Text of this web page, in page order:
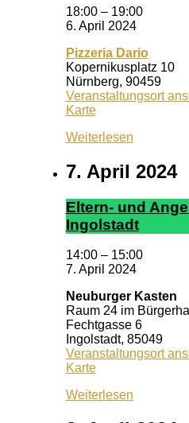
18:00 – 19:00
6. April 2024
Pizzeria Dario
Kopernikusplatz 10
Nürnberg, 90459
Veranstaltungsort
KartePizzeria
Weiterlesen
7. April 2024
El­tern- und
In­gol­stadt
14:00 – 15:00
7. April 2024
Neuburger Kasten
Raum 24 im
Fechtgasse 6
Ingolstadt, 85049
Veranstaltungsort
KarteNeuburger
Weiterlesen